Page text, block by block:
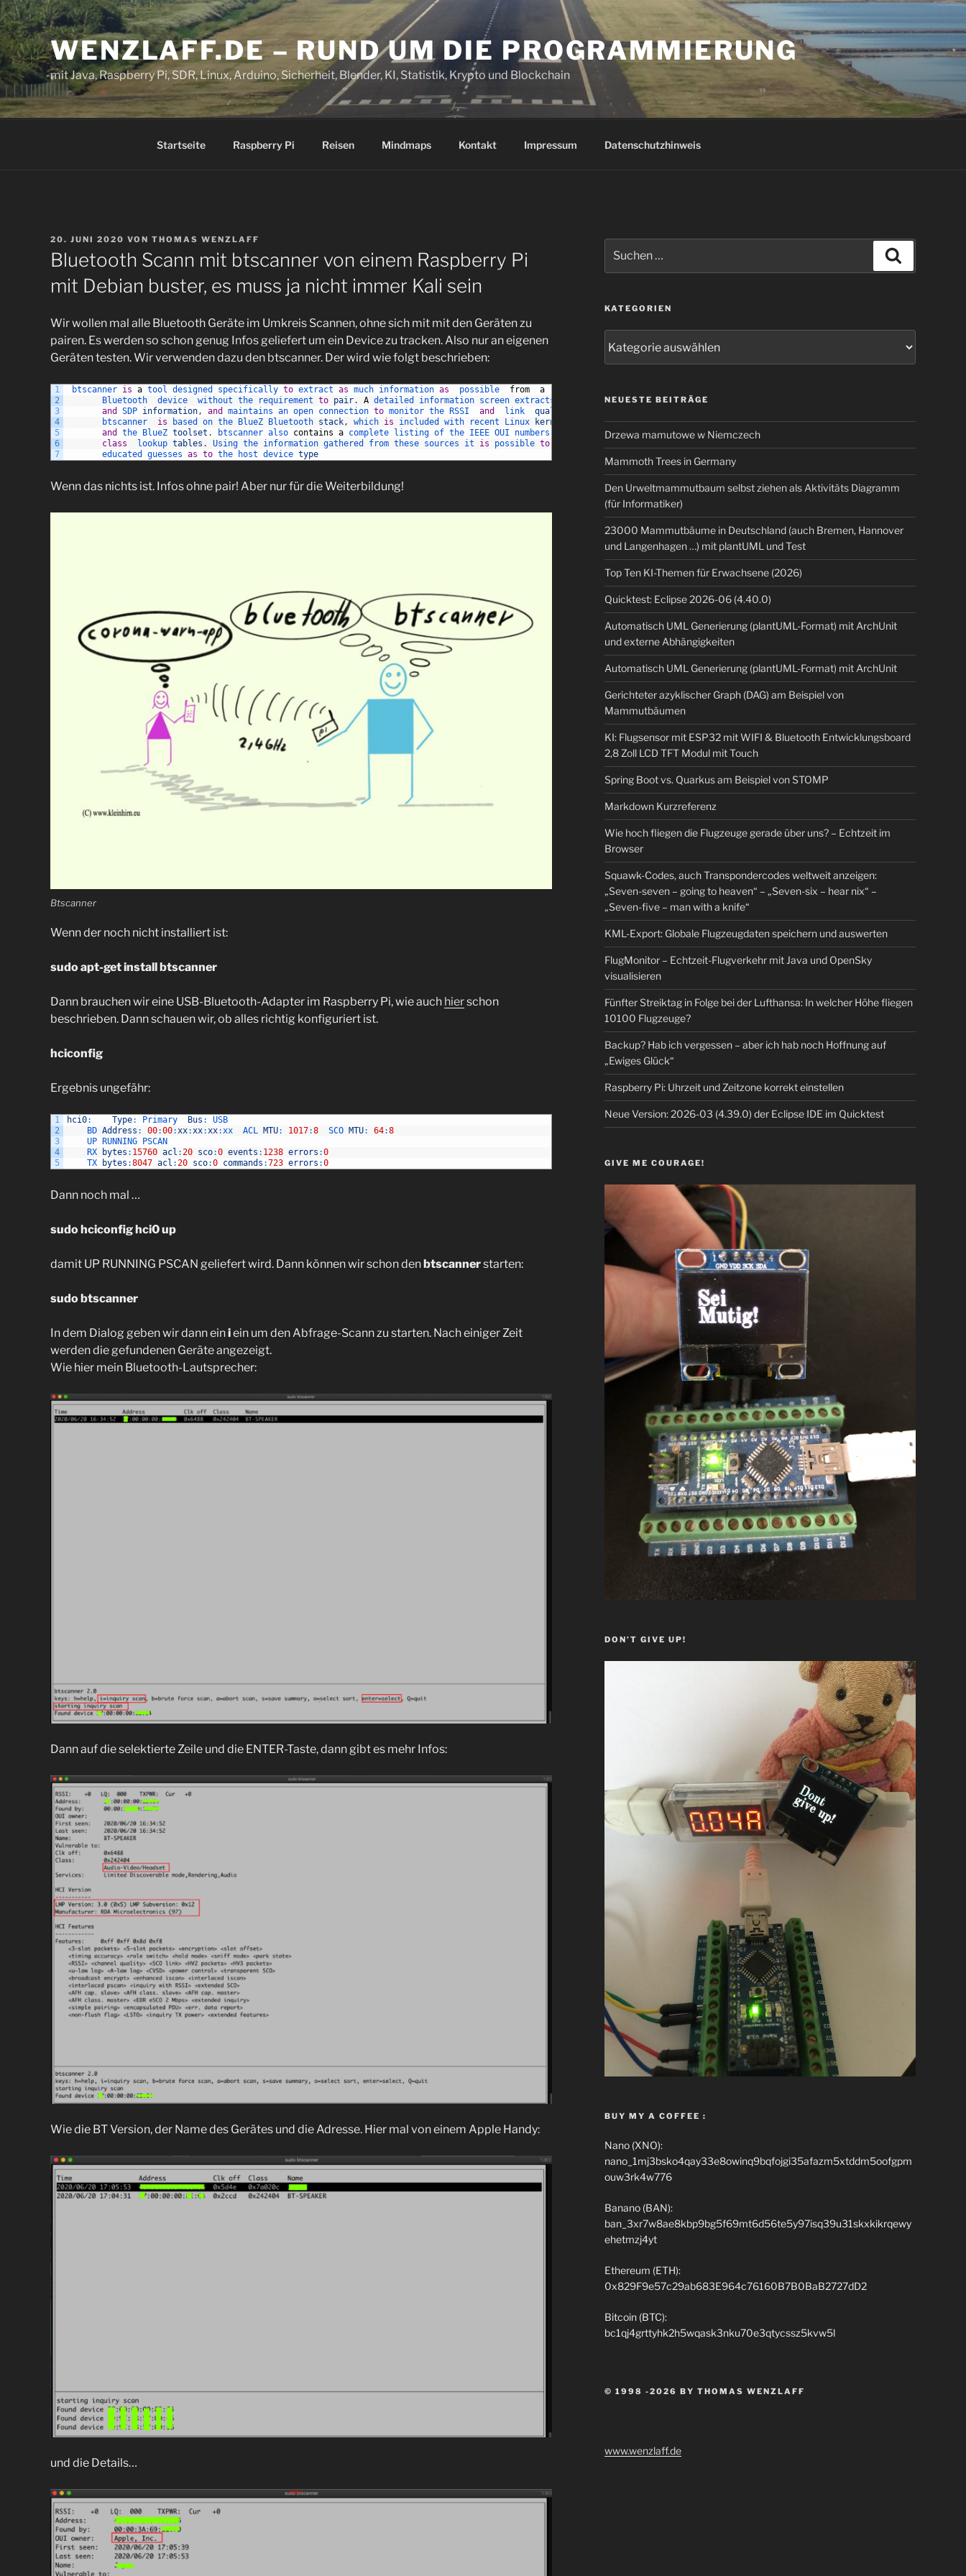
Zum
Inhalt
springen WENZLAFF.DE – RUND UM DIE PROGRAMMIERUNG
mit Java, Raspberry Pi, SDR, Linux, Arduino, Sicherheit, Blender, KI, Statistik, Krypto und Blockchain
Startseite Raspberry Pi Reisen Mindmaps Kontakt Impressum Datenschutzhinweis
VERÖFFENTLICHT
AM
20. JUNI 2020 VON THOMAS WENZLAFF
Bluetooth Scann mit btscanner von einem Raspberry Pi
mit Debian buster, es muss ja nicht immer Kali sein
Wir wollen mal alle Bluetooth Geräte im Umkreis Scannen, ohne sich mit mit den Geräten zu
pairen. Es werden so schon genug Infos geliefert um ein Device zu tracken. Also nur an eigenen
Geräten testen. Wir verwenden dazu den btscanner. Der wird wie folgt beschrieben:
1
2
3
4
5
6
7
btscanner is a tool designed specifically to extract as much information as possible from
a
Bluetooth device without the requirement to pair. A detailed information screen extracts
and
SDP information, and maintains an open connection to monitor the RSSI and link quality
btscanner is based on the BlueZ Bluetooth stack, which is included with recent Linux kernels
and
the BlueZ toolset . btscanner also contains a complete listing of the IEEE OUI numbers
class
lookup tables . Using the information gathered from these sources it is possible to
educated guesses as to the host device type
Wenn das nichts ist. Infos ohne pair! Aber nur für die Weiterbildung!
Btscanner
Wenn der noch nicht installiert ist:
sudo apt-get install btscanner
Dann brauchen wir eine USB-Bluetooth-Adapter im Raspberry Pi, wie auch hierschon
beschrieben. Dann schauen wir, ob alles richtig konfiguriert ist.
hciconfig
Ergebnis ungefähr:
1
2
3
4
5
hci0: Type: Primary Bus :
USB
BD Address : 00:00:xx:xx:xx:xx ACL MTU: 1017:8 SCO MTU: 64:8
UP
RUNNING
PSCAN
RX
bytes : 15760 acl :20 sco:0 events : 1238 errors :0
TX
bytes :8047 acl :20 sco:0 commands :723 errors :0
Dann noch mal …
sudo hciconfig hci0 up
damit UP RUNNING PSCAN geliefert wird. Dann können wir schon denbtscannerstarten:
sudo btscanner
In dem Dialog geben wir dann einiein um den Abfrage-Scann zu starten. Nach einiger Zeit
werden die gefundenen Geräte angezeigt.
Wie hier mein Bluetooth-Lautsprecher:
Dann auf die selektierte Zeile und die ENTER-Taste, dann gibt es mehr Infos:
Wie die BT Version, der Name des Gerätes und die Adresse. Hier mal von einem Apple Handy:
und die Details…
nach:
KATEGORIEN
NEUESTE BEITRÄGE
Drzewa mamutowe w Niemczech
Mammoth Trees in Germany
Den Urweltmammutbaum selbst ziehen als Aktivitäts Diagramm
(für Informatiker)
23000 Mammutbäume in Deutschland (auch Bremen, Hannover
und Langenhagen …) mit plantUML und Test
Top Ten KI-Themen für Erwachsene (2026)
Quicktest: Eclipse 2026-06 (4.40.0)
Automatisch UML Generierung (plantUML-Format) mit ArchUnit
und externe Abhängigkeiten
Automatisch UML Generierung (plantUML-Format) mit ArchUnit
Gerichteter azyklischer Graph (DAG) am Beispiel von
Mammutbäumen
KI: Flugsensor mit ESP32 mit WIFI & Bluetooth Entwicklungsboard
2,8 Zoll LCD TFT Modul mit Touch
Spring Boot vs. Quarkus am Beispiel von STOMP
Markdown Kurzreferenz
Wie hoch fliegen die Flugzeuge gerade über uns? – Echtzeit im
Browser
Squawk-Codes, auch Transpondercodes weltweit anzeigen:
„Seven-seven – going to heaven“ – „Seven-six – hear nix“ –
„Seven-five – man with a knife“
KML-Export: Globale Flugzeugdaten speichern und auswerten
FlugMonitor – Echtzeit-Flugverkehr mit Java und OpenSky
visualisieren
Fünfter Streiktag in Folge bei der Lufthansa: In welcher Höhe fliegen
10100 Flugzeuge?
Backup? Hab ich vergessen – aber ich hab noch Hoffnung auf
„Ewiges Glück“
Raspberry Pi: Uhrzeit und Zeitzone korrekt einstellen
Neue Version: 2026-03 (4.39.0) der Eclipse IDE im Quicktest
GIVE ME COURAGE!
DON’T GIVE UP!
BUY MY A COFFEE :
Nano (XNO):
nano_1mj3bsko4qay33e8owinq9bqfojgi35afazm5xtddm5oofgpm
ouw3rk4w776
Banano (BAN):
ban_3xr7w8ae8kbp9bg5f69mt6d56te5y97isq39u31skxkikrqewy
ehetmzj4yt
Ethereum (ETH):
0x829F9e57c29ab683E964c76160B7B0BaB2727dD2
Bitcoin (BTC):
bc1qj4grttyhk2h5wqask3nku70e3qtycssz5kvw5l
© 1998 -2026 BY THOMAS WENZLAFF
www.wenzlaff.de